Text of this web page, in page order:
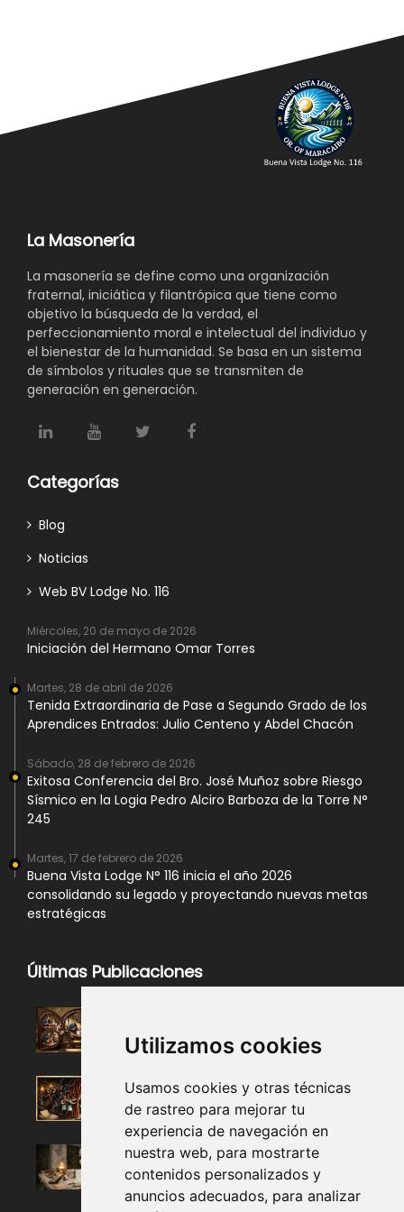
Utilizamos cookies
Usamos cookies y otras técnicas
de rastreo para mejorar tu
experiencia de navegación en
nuestra web, para mostrarte
contenidos personalizados y
anuncios adecuados, para analizar
La Masonería
La masonería se define como una organización
fraternal, iniciática y filantrópica que tiene como
objetivo la búsqueda de la verdad, el
perfeccionamiento moral e intelectual del individuo y
el bienestar de la humanidad. Se basa en un sistema
de símbolos y rituales que se transmiten de
generación en generación.
Categorías
Blog
Noticias
Web BV Lodge No. 116
Miércoles, 20 de mayo de 2026
Iniciación del Hermano Omar Torres
Martes, 28 de abril de 2026
Tenida Extraordinaria de Pase a Segundo Grado de los
Aprendices Entrados: Julio Centeno y Abdel Chacón
Sábado, 28 de febrero de 2026
Exitosa Conferencia del Bro. José Muñoz sobre Riesgo
Sísmico en la Logia Pedro Alciro Barboza de la Torre N°
245
Martes, 17 de febrero de 2026
Buena Vista Lodge N° 116 inicia el año 2026
consolidando su legado y proyectando nuevas metas
estratégicas
Últimas Publicaciones